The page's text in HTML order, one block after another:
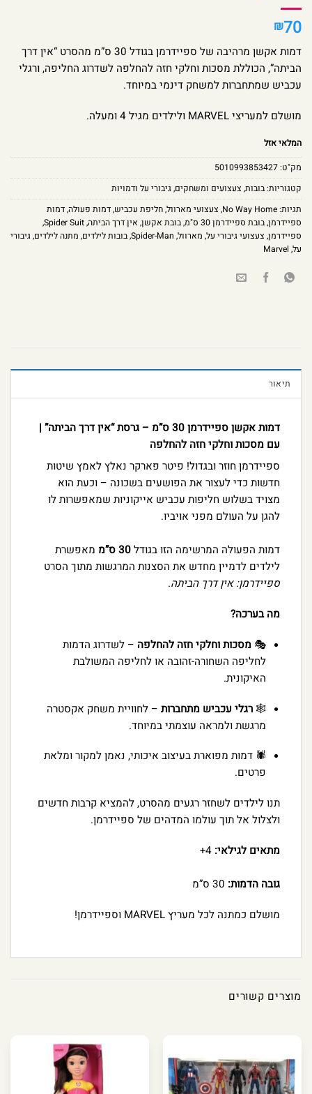
₪70
דמות אקשן מרהיבה של ספיידרמן בגודל 30 ס”מ מהסרט “אין דרך
הביתה”, הכוללת מסכות וחלקי חזה להחלפה לשדרוג החליפה, ורגלי
עכביש שמתחברות למשחק דינמי במיוחד.
מושלם למעריצי MARVEL ולילדים מגיל 4 ומעלה.
המלאי אזל
מק"ט:5010993853427
קטגוריות:בובות, צעצועים ומשחקים,גיבורי על ודמויות
תגיות:No Way Home
, צעצועי מארוול,חליפת עכביש,דמות פעולה,דמות
ספיידרמן,בובת ספיידרמן 30 ס"מ ,בובת אקשן, אין דרך הביתה,
Spider Suit
,
ספיידרמן, צעצועי גיבורי על, מארוול,
Spider-Man
,בובות לילדים, מתנה לילדים,גיבורי
על,
Marvel
תיאור
דמות אקשן ספיידרמן 30 ס”מ – גרסת “אין דרך הביתה” |
עם מסכות וחלקי חזה להחלפה
ספיידרמן חוזר ובגדול! פיטר פארקר נאלץ לאמץ שיטות
חדשות כדי לעצור את הפושעים בשכונה – וכעת הוא
מצויד בשלוש חליפות עכביש אייקוניות שמאפשרות לו
להגן על העולם מפני אויביו.
דמות הפעולה המרשימה הזו בגודל30 ס”מ
מאפשרת
לילדים לדמיין מחדש את הסצנות המרגשות מתוך הסרט
ספיידרמן: אין דרך הביתה.
מה בערכה?
🎭 מסכות וחלקי חזה להחלפה – לשדרוג הדמות
לחליפה השחורה-זהובה או לחליפה המשולבת
האיקונית.
🕸️ רגלי עכביש מתחברות– לחוויית משחק אקסטרה
מרגשת ולמראה עוצמתי במיוחד.
🕷️ דמות מפוארת בעיצוב איכותי, נאמן למקור ומלאת
פרטים.
תנו לילדים לשחזר רגעים מהסרט, להמציא קרבות חדשים
ולצלול אל תוך עולמו המדהים של ספיידרמן.
מתאים לגילאי:
גובה הדמות:
מושלם כמתנה לכל מעריץ MARVEL וספיידרמן!
מוצרים קשורים